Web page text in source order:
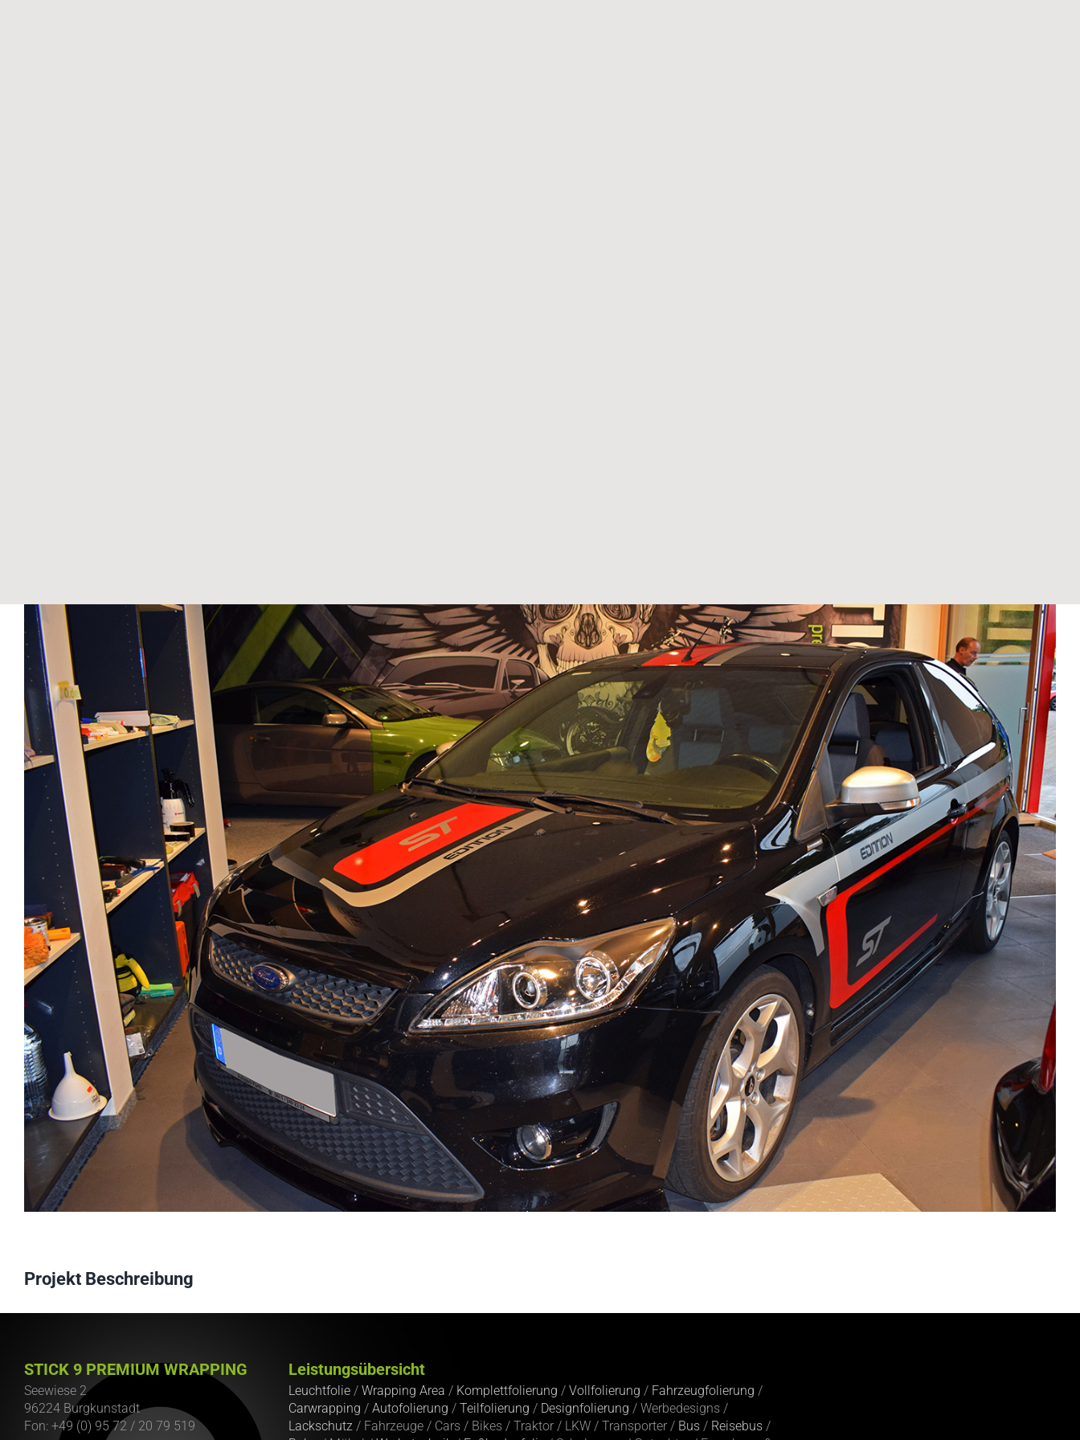
View
Larger
Image
Projekt Beschreibung
STICK 9 PREMIUM WRAPPING
Seewiese 2
96224 Burgkunstadt
Fon: +49 (0) 95 72 / 20 79 519
Leistungsübersicht
Leuchtfolie / Wrapping Area / Komplettfolierung / Vollfolierung / Fahrzeugfolierung /
Carwrapping / Autofolierung / Teilfolierung / Designfolierung / Werbedesigns /
Lackschutz / Fahrzeuge / Cars / Bikes / Traktor / LKW / Transporter / Bus / Reisebus /